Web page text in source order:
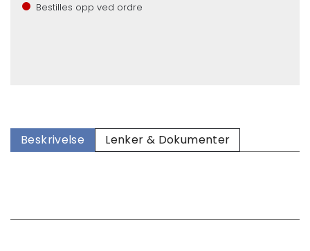
Bestilles opp ved ordre
Beskrivelse Lenker & Dokumenter